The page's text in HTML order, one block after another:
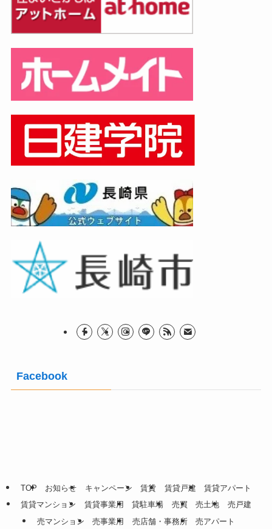
Facebook
TOP お知らせ キャンペーン 賃貸 賃貸戸建
賃貸アパート
賃貸マンション
賃貸事業用 貸駐車場 売買 売土地
売戸建
売マンション
売事業用 売店舗・事務所 売アパート